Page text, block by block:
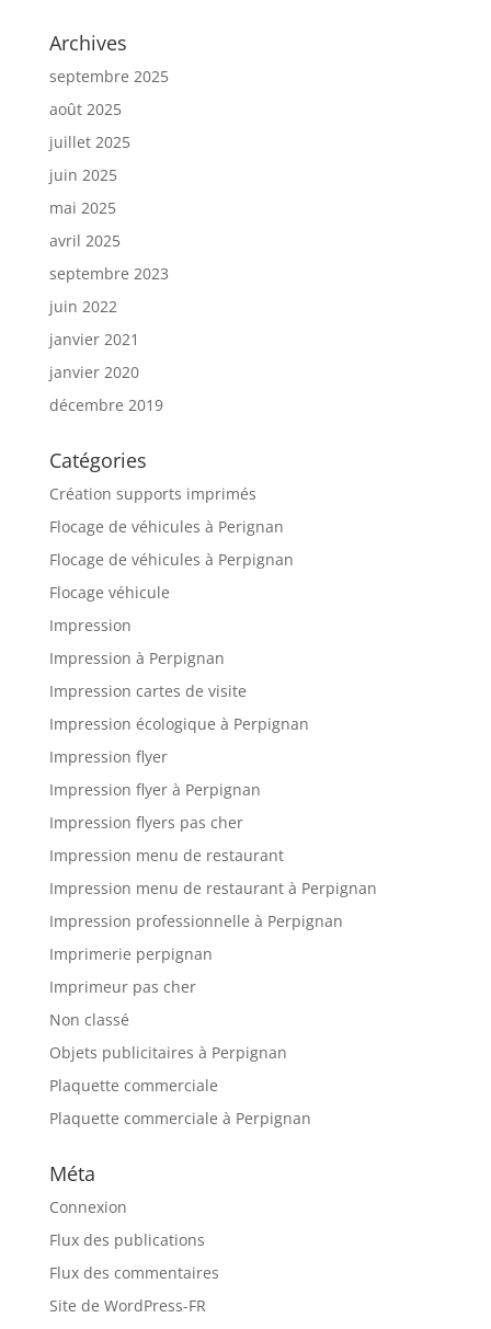
Archives
septembre 2025
août 2025
juillet 2025
juin 2025
mai 2025
avril 2025
septembre 2023
juin 2022
janvier 2021
janvier 2020
décembre 2019
Catégories
Création supports imprimés
Flocage de véhicules à Perignan
Flocage de véhicules à Perpignan
Flocage véhicule
Impression
Impression à Perpignan
Impression cartes de visite
Impression écologique à Perpignan
Impression flyer
Impression flyer à Perpignan
Impression flyers pas cher
Impression menu de restaurant
Impression menu de restaurant à Perpignan
Impression professionnelle à Perpignan
Imprimerie perpignan
Imprimeur pas cher
Non classé
Objets publicitaires à Perpignan
Plaquette commerciale
Plaquette commerciale à Perpignan
Méta
Connexion
Flux des publications
Flux des commentaires
Site de WordPress-FR